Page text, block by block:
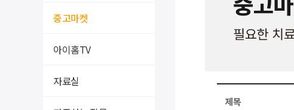
중고마켓
아이홈TV
자료실
제목